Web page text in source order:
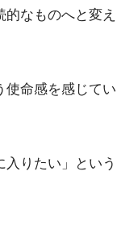
なものへと変え
使命感を感じてい
入りたい」という